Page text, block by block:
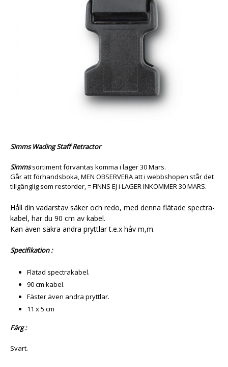
Simms Wading Staff Retractor
Simmssortiment förväntas komma i lager 30 Mars.
Går att förhandsboka, MEN OBSERVERA att i webbshopen står det
tillgänglig som restorder, = FINNS EJ i LAGER INKOMMER 30 MARS.
Håll din vadarstav säker och redo, med denna flätade spectra-
kabel, har du 90 cm av kabel.
Kan även säkra andra pryttlar t.e.x håv m,m.
Specifikation :
Flätad spectrakabel.
90 cm kabel.
Fäster även andra pryttlar.
11 x 5 cm
Färg :
Svart.